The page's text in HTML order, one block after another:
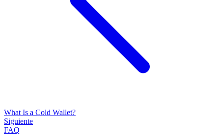
What Is a Cold Wallet?
Siguiente
FAQ